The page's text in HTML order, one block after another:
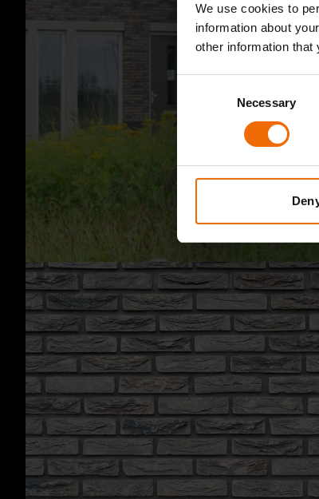
We use cookies to
information about
other information that
Necessary